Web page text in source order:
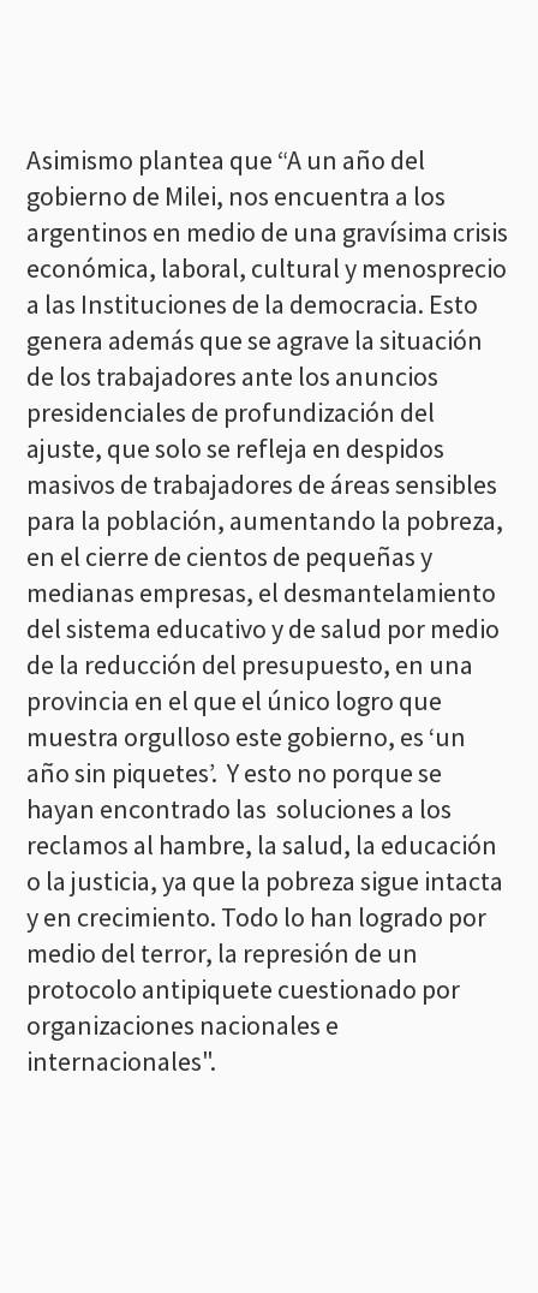
Asimismo plantea que “A un año del
gobierno de Milei, nos encuentra a los
argentinos en medio de una gravísima crisis
económica, laboral, cultural y menosprecio
a las Instituciones de la democracia. Esto
genera además que se agrave la situación
de los trabajadores ante los anuncios
presidenciales de profundización del
ajuste, que solo se refleja en despidos
masivos de trabajadores de áreas sensibles
para la población, aumentando la pobreza,
en el cierre de cientos de pequeñas y
medianas empresas, el desmantelamiento
del sistema educativo y de salud por medio
de la reducción del presupuesto, en una
provincia en el que el único logro que
muestra orgulloso este gobierno, es ‘un
año sin piquetes’. Y esto no porque se
hayan encontrado las soluciones a los
reclamos al hambre, la salud, la educación
o la justicia, ya que la pobreza sigue intacta
y en crecimiento. Todo lo han logrado por
medio del terror, la represión de un
protocolo antipiquete cuestionado por
organizaciones nacionales e
internacionales".